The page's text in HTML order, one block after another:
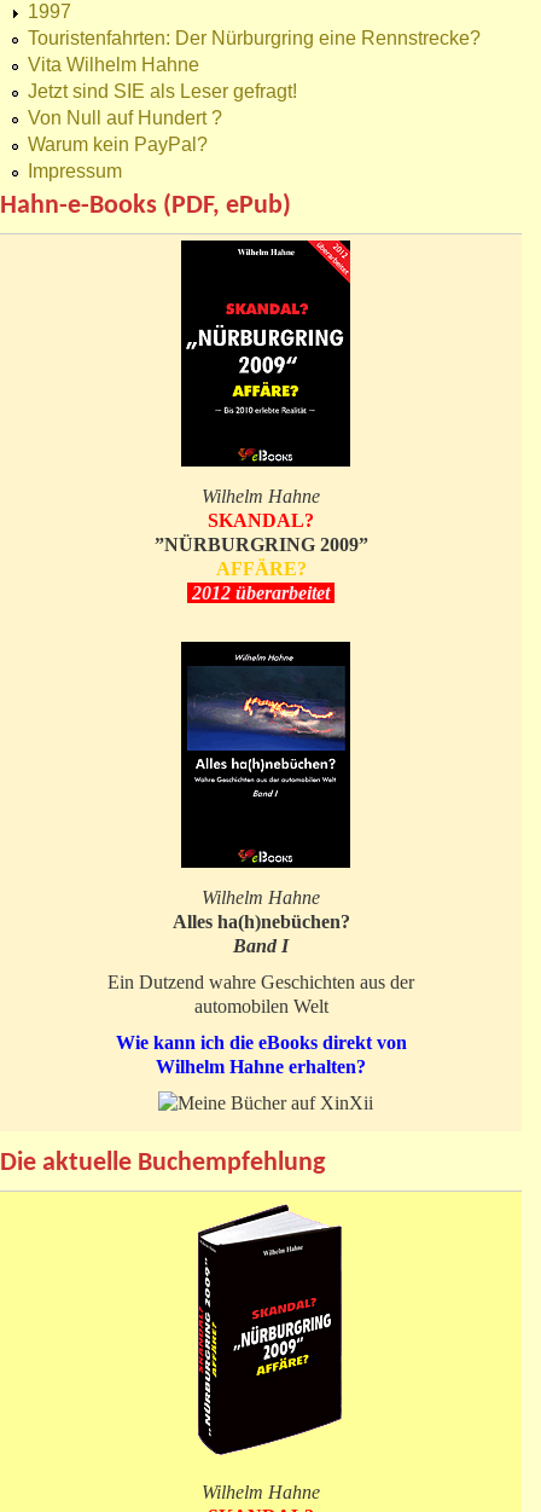
1997
Touristenfahrten: Der Nürburgring eine Rennstrecke?
Vita Wilhelm Hahne
Jetzt sind SIE als Leser gefragt!
Von Null auf Hundert ?
Warum kein PayPal?
Impressum
Hahn-e-Books (PDF, ePub)
Wilhelm Hahne
SKANDAL?
”NÜRBURGRING 2009”
AFFÄRE?
2012 überarbeitet
Wilhelm Hahne
Alles ha(h)nebüchen?
Band I
Ein Dutzend wahre Geschichten aus der
automobilen Welt
Wie kann ich die eBooks direkt von
Wilhelm Hahne erhalten?
Die aktuelle Buchempfehlung
Wilhelm Hahne